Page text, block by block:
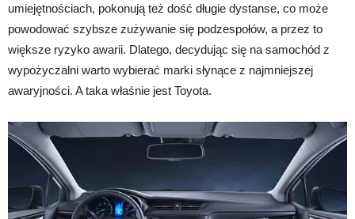
umiejętnościach, pokonują też dość długie dystanse, co może
powodować szybsze zużywanie się podzespołów, a przez to
większe ryzyko awarii. Dlatego, decydując się na samochód z
wypożyczalni warto wybierać marki słynące z najmniejszej
awaryjności. A taka właśnie jest Toyota.